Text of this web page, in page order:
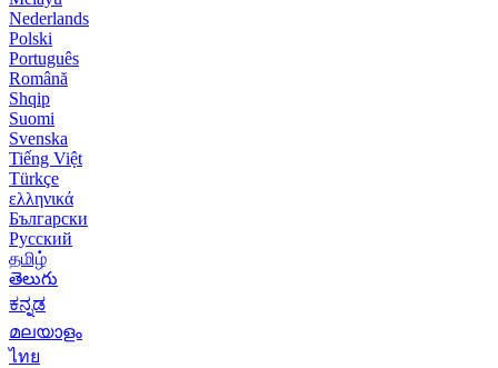
Nederlands
Polski
Português
Română
Shqip
Suomi
Svenska
Tiếng Việt
Türkçe
ελληνικά
Български
Русский
தமிழ்
తెలుగు
ಕನ್ನಡ
മലയാളം
ไทย